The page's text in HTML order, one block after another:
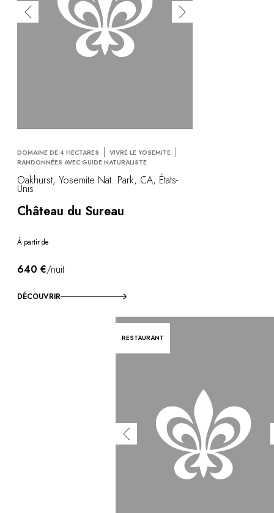
DOMAINE DE 4 HECTARES
VIVRE LE YOSEMITE
RANDONNÉES AVEC GUIDE NATURALISTE
Oakhurst, Yosemite Nat. Park, CA, États-
Unis
Château du Sureau
À partir de
640 €/nuit
DÉCOUVRIR
RESTAURANT